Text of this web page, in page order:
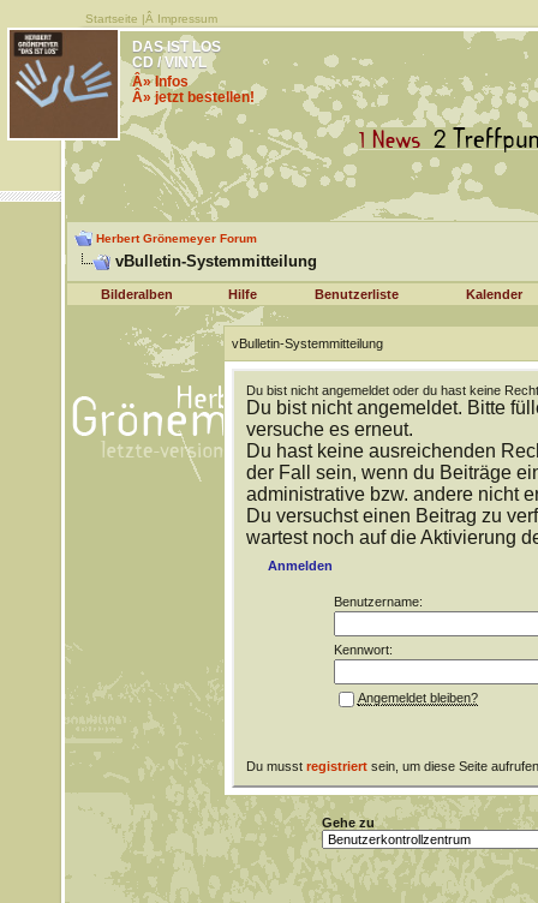
Startseite |Â Impressum
DAS IST LOS
CD / VINYL
Â» Infos
Â» jetzt bestellen!
Herbert Grönemeyer Forum
vBulletin-Systemmitteilung
Bilderalben Hilfe Benutzerliste Kalender
vBulletin-Systemmitteilung
Du bist nicht angemeldet oder du hast keine
Du bist nicht angemeldet. Bitte
versuche es erneut.
Du hast keine ausreichenden
der Fall sein, wenn du Beiträge
administrative bzw. andere nicht
Du versuchst einen Beitrag zu
wartest noch auf die Aktivierung
Anmelden
Benutzername:
Kennwort:
Angemeldet bleiben?
Du musst registriertsein, um diese Seite
Gehe zu